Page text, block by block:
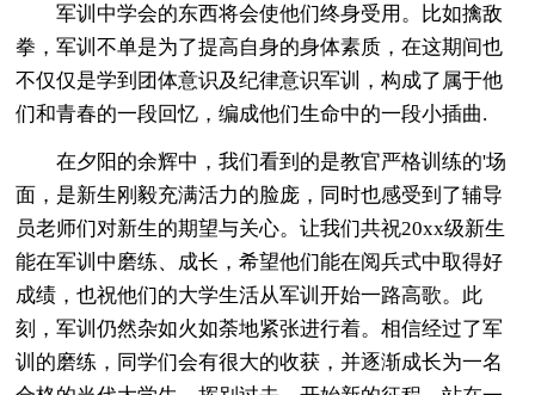
军训中学会的东西将会使他们终身受用。比如擒敌
拳，军训不单是为了提高自身的身体素质，在这期间也
不仅仅是学到团体意识及纪律意识军训，构成了属于他
们和青春的一段回忆，编成他们生命中的一段小插曲.
在夕阳的余辉中，我们看到的是教官严格训练的'场
面，是新生刚毅充满活力的脸庞，同时也感受到了辅导
员老师们对新生的期望与关心。让我们共祝20xx级新生
能在军训中磨练、成长，希望他们能在阅兵式中取得好
成绩，也祝他们的大学生活从军训开始一路高歌。此
刻，军训仍然杂如火如荼地紧张进行着。相信经过了军
训的磨练，同学们会有很大的收获，并逐渐成长为一名